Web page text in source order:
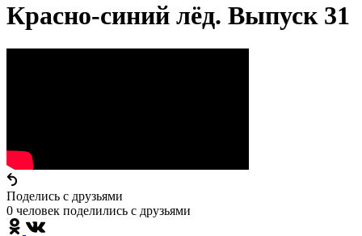
Красно-синий лёд. Выпуск 31
Поделись c друзьями
0 человек поделились c друзьями